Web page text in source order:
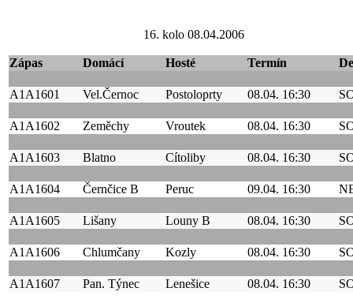
16. kolo 08.04.2006
Zápas Domácí Hosté Termín
A1A1601 Vel.Černoc Postoloprty 08.04. 16:30
A1A1602 Zeměchy Vroutek 08.04. 16:30
A1A1603 Blatno Cítoliby 08.04. 16:30
A1A1604 Černčice B Peruc 09.04. 16:30
A1A1605 Lišany Louny B 08.04. 16:30
A1A1606 Chlumčany Kozly 08.04. 16:30
A1A1607 Pan. Týnec Lenešice 08.04. 16:30